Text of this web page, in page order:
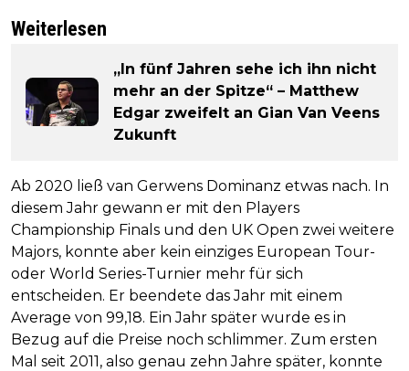
Weiterlesen
„In fünf Jahren sehe ich ihn nicht
mehr an der Spitze“ – Matthew
Edgar zweifelt an Gian Van Veens
Zukunft
Ab 2020 ließ van Gerwens Dominanz etwas nach. In
diesem Jahr gewann er mit den Players
Championship Finals und den UK Open zwei weitere
Majors, konnte aber kein einziges European Tour-
oder World Series-Turnier mehr für sich
entscheiden. Er beendete das Jahr mit einem
Average von 99,18. Ein Jahr später wurde es in
Bezug auf die Preise noch schlimmer. Zum ersten
Mal seit 2011, also genau zehn Jahre später, konnte